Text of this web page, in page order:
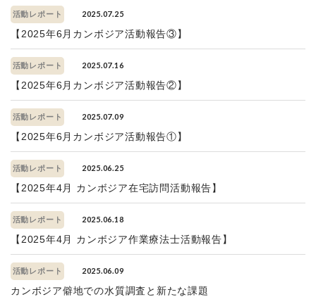
活動レポート 2025.07.25
【2025年6月カンボジア活動報告③】
活動レポート 2025.07.16
【2025年6月カンボジア活動報告②】
活動レポート 2025.07.09
【2025年6月カンボジア活動報告①】
活動レポート 2025.06.25
【2025年4月 カンボジア在宅訪問活動報告】
活動レポート 2025.06.18
【2025年4月 カンボジア作業療法士活動報告】
活動レポート 2025.06.09
カンボジア僻地での水質調査と新たな課題